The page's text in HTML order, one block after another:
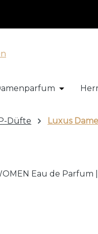
Schließe dasÖffne
Düfte Luxus